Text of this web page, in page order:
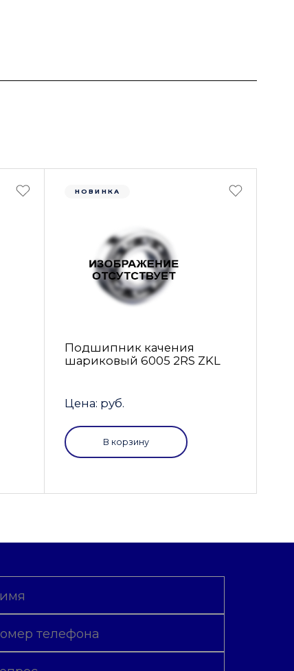
НОВИНКА
Подшипник качения
шариковый 6005 2RS ZKL
Цена: руб.
В корзину